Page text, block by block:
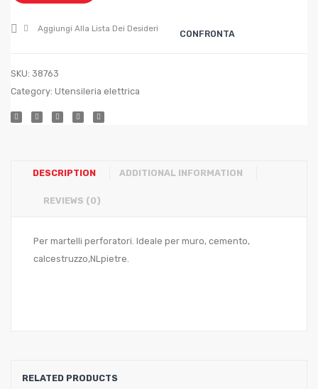
Aggiungi Alla Lista Dei Desideri CONFRONTA
SKU: 38763
Category: Utensileria elettrica
DESCRIPTION ADDITIONAL INFORMATION
REVIEWS (0)
Per martelli perforatori. Ideale per muro, cemento,
calcestruzzo,NLpietre.
RELATED PRODUCTS